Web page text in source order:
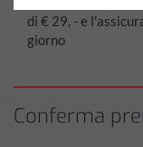
di € 29, - e
giorno
Conferma